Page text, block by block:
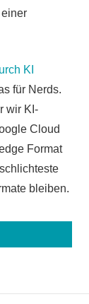
KI
für Nerds.
wir KI-
Cloud
Format
bleiben.